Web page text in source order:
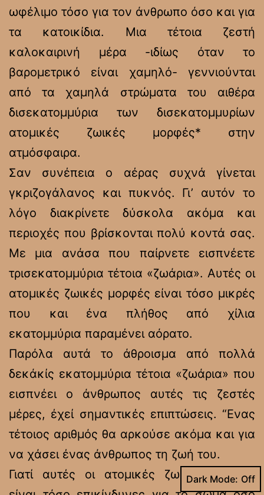
ωφέλιμο τόσο για τον άνθρωπο όσο και για
τα κατοικίδια. Μια τέτοια ζεστή
καλοκαιρινή μέρα -ιδίως όταν το
βαρομετρικό είναι χαμηλό- γεννιούνται
από τα χαμηλά στρώματα του αιθέρα
δισεκατομμύρια των δισεκατομμυρίων
ατομικές ζωικές μορφές* στην
ατμόσφαιρα.
Σαν συνέπεια ο αέρας συχνά γίνεται
γκριζογάλανος και πυκνός. Γι’ αυτόν το
λόγο διακρίνετε δύσκολα ακόμα και
περιοχές που βρίσκονται πολύ κοντά σας.
Με μια ανάσα που παίρνετε εισπνέετε
τρισεκατομμύρια τέτοια «ζωάρια». Αυτές οι
ατομικές ζωικές μορφές είναι τόσο μικρές
που και ένα πλήθος από χίλια
εκατομμύρια παραμένει αόρατο.
Παρόλα αυτά το άθροισμα από πολλά
δεκάκίς εκατομμύρια τέτοια «ζωάρια» που
εισπνέει ο άνθρωπος αυτές τις ζεστές
μέρες, έχεί σημαντικές επιπτώσεις. “Ενας
τέτοιος αριθμός θα αρκούσε ακόμα και για
να χάσει ένας άνθρωπος τη ζωή του.
Γιατί αυτές οι ατομικές ζωικές μορφές
Dark Mode: